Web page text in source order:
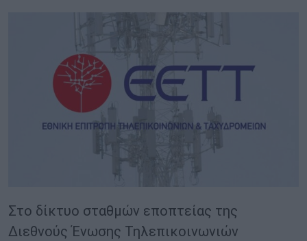
Στο δίκτυο σταθμών εποπτείας της
Διεθνούς Ένωσης Τηλεπικοινωνιών